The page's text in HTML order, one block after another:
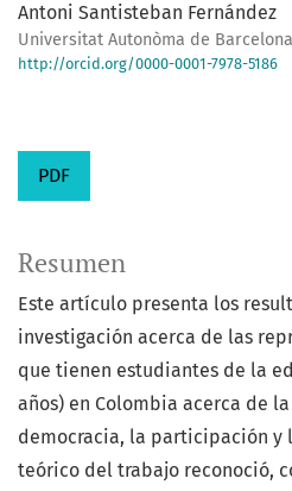
Antoni Santisteban Fernández
Universitat Autonòma de Barcelona
http://orcid.org/0000-0001-7978-5186
PDF
Resumen
Este artículo presenta los
investigación acerca de las
que tienen estudiantes de la
años) en Colombia acerca de
democracia, la participación y
teórico del trabajo reconoció,